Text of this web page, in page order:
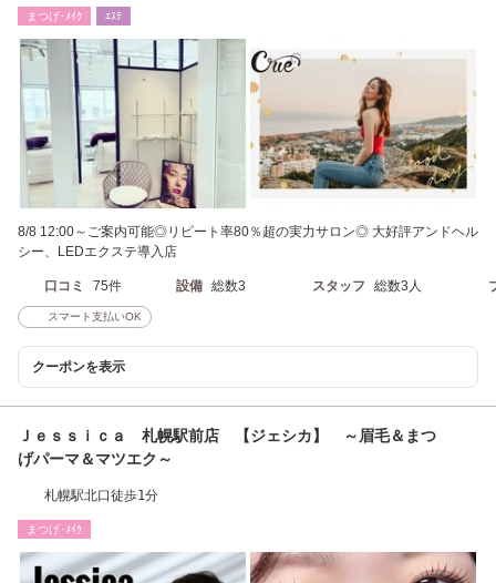
まつげ･ﾒｲｸ ｴｽﾃ
8/8 12:00～ご案内可能◎リピート率80％超の実力サロン◎ 大好評アンドヘル
シー、LEDエクステ導入店
口コミ 75件 設備 総数3 スタッフ 総数3人
スマート支払いOK
クーポンを表示
Ｊｅｓｓｉｃａ 札幌駅前店 【ジェシカ】 ～眉毛＆まつ
げパーマ＆マツエク～
札幌駅北口徒歩1分
まつげ･ﾒｲｸ